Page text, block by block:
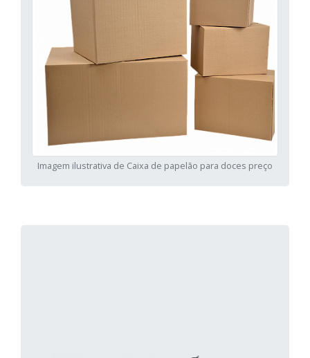
Imagem ilustrativa de Caixa de papelão para doces preço